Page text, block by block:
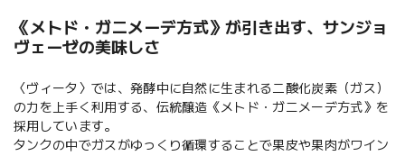
《メトド・ガニメーデ方式》が引き出す、サンジョ
ヴェーゼの美味しさ
〈ヴィータ〉では、発酵中に自然に生まれる二酸化炭素（ガス）
の力を上手く利用する、伝統醸造《メトド・ガニメーデ方式》を
採用しています。
タンクの中でガスがゆっくり循環することで果皮や果肉がワイン